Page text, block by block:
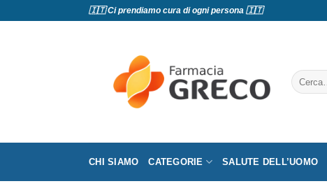
🇮🇹 Ci prendiamo cura di ogni persona 🇮🇹
Cerca:
CHI SIAMO CATEGORIE SALUTE DELL’UOMO